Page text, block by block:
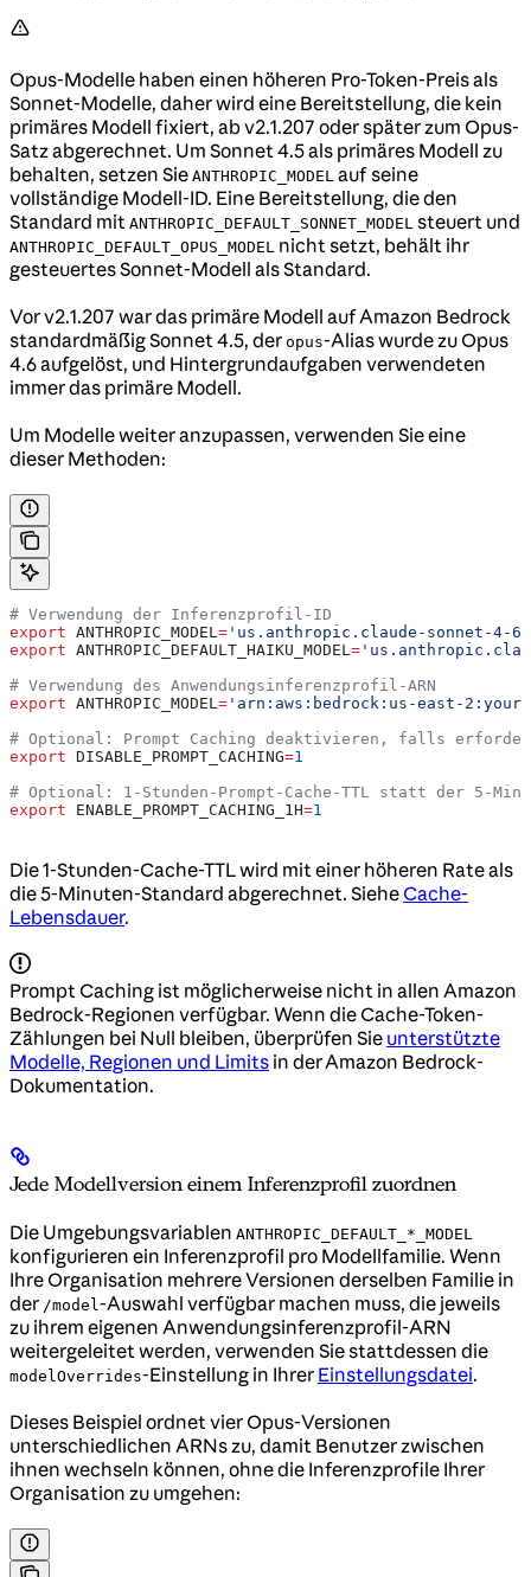
Opus-Modelle haben einen höheren Pro-Token-Preis als
Sonnet-Modelle, daher wird eine Bereitstellung, die kein
primäres Modell fixiert, ab v2.1.207 oder später zum Opus-
Satz abgerechnet. Um Sonnet 4.5 als primäres Modell zu
behalten, setzen Sie ANTHROPIC_MODEL auf seine
vollständige Modell-ID. Eine Bereitstellung, die den
Standard mit ANTHROPIC_DEFAULT_SONNET_MODEL steuert und
ANTHROPIC_DEFAULT_OPUS_MODEL nicht setzt, behält ihr
gesteuertes Sonnet-Modell als Standard.
Vor v2.1.207 war das primäre Modell auf Amazon Bedrock
standardmäßig Sonnet 4.5, der opus-Alias wurde zu Opus
4.6 aufgelöst, und Hintergrundaufgaben verwendeten
immer das primäre Modell.
Um Modelle weiter anzupassen, verwenden Sie eine
dieser Methoden:
# Verwendung der Inferenzprofil-ID
export ANTHROPIC_MODEL = 'us.anthropic.claude-sonnet-4-6'
export ANTHROPIC_DEFAULT_HAIKU_MODEL =
# Verwendung des Anwendungsinferenzprofil-ARN
export ANTHROPIC_MODEL = 'arn:aws:bedrock:us-east-
# Optional: Prompt Caching deaktivieren, falls
export DISABLE_PROMPT_CACHING=1
# Optional: 1-Stunden-Prompt-Cache-TTL statt der 5-
export ENABLE_PROMPT_CACHING_1H=1
Die 1-Stunden-Cache-TTL wird mit einer höheren Rate als
die 5-Minuten-Standard abgerechnet. SieheCache-
Lebensdauer.
Prompt Caching ist möglicherweise nicht in allen Amazon
Bedrock-Regionen verfügbar. Wenn die Cache-Token-
Zählungen bei Null bleiben, überprüfen Sie unterstützte
Modelle, Regionen und Limits in der Amazon Bedrock-
Dokumentation.
Jede Modellversion einem Inferenzprofil zuordnen
Die Umgebungsvariablen ANTHROPIC_DEFAULT_*_MODEL
konfigurieren ein Inferenzprofil pro Modellfamilie. Wenn
Ihre Organisation mehrere Versionen derselben Familie in
der /model-Auswahl verfügbar machen muss, die jeweils
zu ihrem eigenen Anwendungsinferenzprofil-ARN
weitergeleitet werden, verwenden Sie stattdessen die
modelOverrides-Einstellung in Ihrer Einstellungsdatei.
Dieses Beispiel ordnet vier Opus-Versionen
unterschiedlichen ARNs zu, damit Benutzer zwischen
ihnen wechseln können, ohne die Inferenzprofile Ihrer
Organisation zu umgehen: